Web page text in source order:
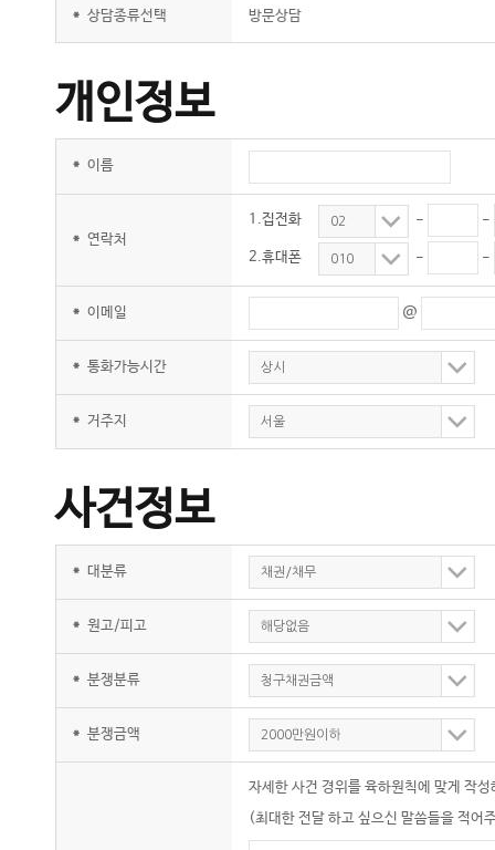
* 상담종류선택 방문상담
개인정보
* 이름
* 연락처
1.집전화 02 - -
2.휴대폰 010 - -
* 이메일 @
* 통화가능시간 상시
* 거주지 서울
사건정보
* 대분류 채권/채무
* 원고/피고 해당없음
* 분쟁분류 청구채권금액
* 분쟁금액 2000만원이하
자세한 사건 경위를 육하원칙에 맞게 작
(최대한 전달 하고 싶으신 말씀들을 적어